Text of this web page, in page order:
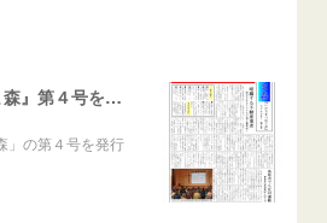
ニュースレター『みま森』第４号を発行
」の第４号を発行